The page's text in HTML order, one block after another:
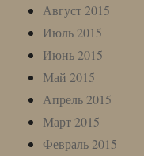
Август 2015
Июль 2015
Июнь 2015
Май 2015
Апрель 2015
Март 2015
Февраль 2015